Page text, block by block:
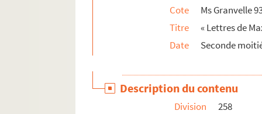
Cote
Ms Granvelle
Titre
« Lettres de
Date
Seconde
Description du contenu
Division
258